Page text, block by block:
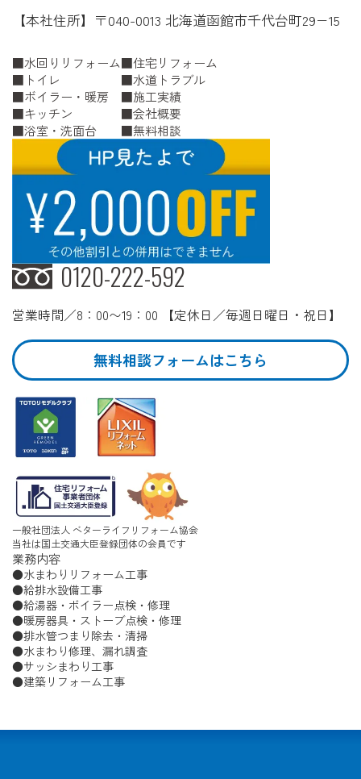
【本社住所】〒040-0013 北海道函館市千代台町29−15
水回りリフォーム
トイレ
ボイラー・暖房
キッチン
浴室・洗面台
住宅リフォーム
水道トラブル
施工実績
会社概要
無料相談
0120-222-592
営業時間／8：00〜19：00 【定休日／毎週日曜日・祝日】
無料相談フォームはこちら
一般社団法人 ベターライフリフォーム協会
当社は国土交通大臣登録団体の会員です
業務内容
水まわりリフォーム工事
給排水設備工事
給湯器・ボイラー点検・修理
暖房器具・ストーブ点検・修理
排水管つまり除去・清掃
水まわり修理、漏れ調査
サッシまわり工事
建築リフォーム工事